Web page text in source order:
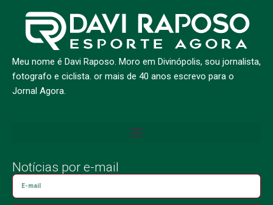
Meu nome é Davi Raposo. Moro em Divinópolis, sou jornalista,
fotografo e ciclista. or mais de 40 anos escrevo para o
Jornal Agora.
Notícias por e-mail